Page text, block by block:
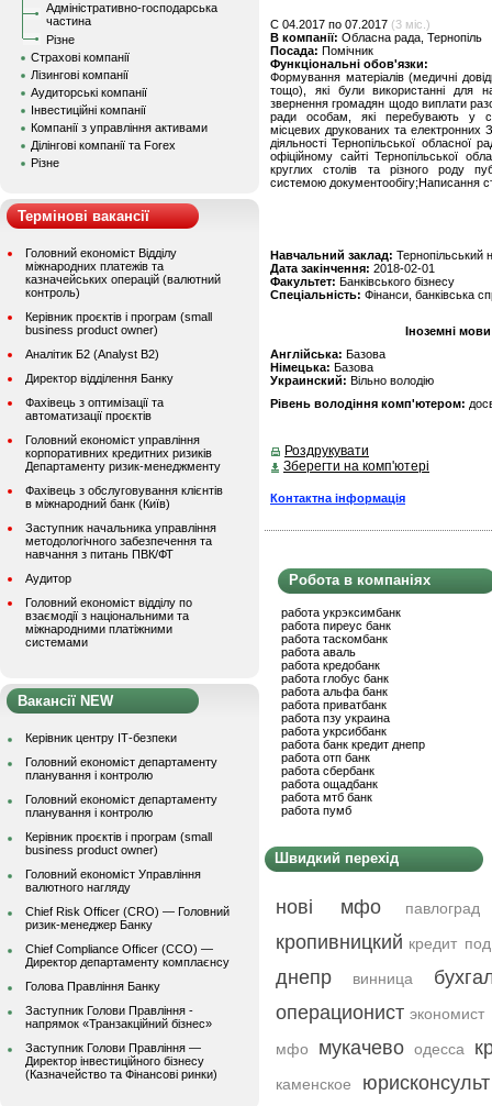
Адміністративно-господарська
частина
Різне
Страхові компанії
Лізингові компанії
Аудиторські компанії
Інвестиційні компанії
Компанії з управління активами
Ділінгові компанії та Forex
Різне
Термінові вакансії
Головний економіст Відділу
міжнародних платежів та
казначейських операцій (валютний
контроль)
Керівник проєктів і програм (small
business product owner)
Аналітик Б2 (Analyst B2)
Директор відділення Банку
Фахівець з оптимізації та
автоматизації проєктів
Головний економіст управління
корпоративних кредитних ризиків
Департаменту ризик-менеджменту
Фахівець з обслуговування клієнтів
в міжнародний банк (Київ)
Заступник начальника управління
методологічного забезпечення та
навчання з питань ПВК/ФТ
Аудитор
Головний економіст відділу по
взаємодії з національними та
міжнародними платіжними
системами
Вакансії NEW
Керівник центру ІТ-безпеки
Головний економіст департаменту
планування і контролю
Головний економіст департаменту
планування і контролю
Керівник проєктів і програм (small
business product owner)
Головний економіст Управління
валютного нагляду
Chief Risk Officer (CRO) — Головний
ризик-менеджер Банку
Chief Compliance Officer (CCO) —
Директор департаменту комплаєнсу
Голова Правління Банку
Заступник Голови Правління -
напрямок «Транзакційний бізнес»
Заступник Голови Правління —
Директор інвестиційного бізнесу
(Казначейство та Фінансові ринки)
C 04.2017 по 07.2017 (3 міс.)
В компанії: Обласна рада, Тернопіль
Посада: Помічник
Функціональні обов'язки:
Формування матеріалів (медичні
тощо), які були використанні для
звернення громадян щодо виплати
ради особам, які перебувають у
місцевих друкованих та
діяльності Тернопільської
офіційному сайті Тернопільської
круглих столів та різного роду
системою документообігу;Написання
Навчальний заклад: Тернопільський
Дата закінчення: 2018-02-01
Факультет: Банківського бізнесу
Спеціальність: Фінанси, банківська
Іноземні
Англійська: Базова
Німецька: Базова
Украинский: Вільно володію
Рівень володіння комп'ютером:
Роздрукувати
Зберегти на комп'ютері
Контактна інформація
Робота в компаніях
работа укрэксимбанк
работа пиреус банк
работа таскомбанк
работа аваль
работа кредобанк
работа глобус банк
работа альфа банк
работа приватбанк
работа пзу украина
работа укрсиббанк
работа банк кредит днепр
работа отп банк
работа сбербанк
работа ощадбанк
работа мтб банк
работа пумб
Швидкий перехід
нові мфо павлоград
кропивницкий кредит
днепр винница
операционист экономист
мфо мукачево одесса
каменское юрисконсульт